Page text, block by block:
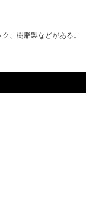
、樹脂製などがある。